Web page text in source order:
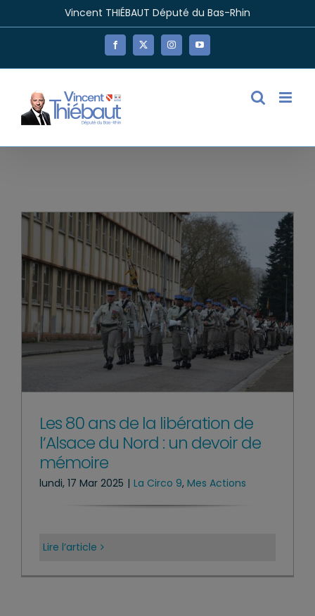
Vincent THIÉBAUT Député du Bas-Rhin
Facebook
X InstagramYouTube
Les 80 ans de la libération de
l’Alsace du Nord : un devoir de
mémoire
lundi, 17 Mar 2025 | La Circo 9, Mes Actions
Lire l’article